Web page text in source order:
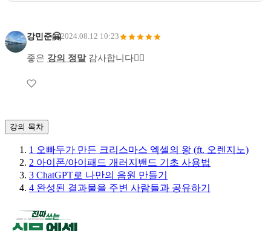
강민준🤗2024.08.12 10:23
좋은 강의 정말감사합니다🙇‍♂️
강의 목차
1 오빠두가 만든 크리스마스 엑셀의 왕 (ft. 오렌지노)
2 아이폰/아이패드 개러지밴드 기초 사용법
3 ChatGPT로 나만의 음원 만들기
4 완성된 결과물을 주변 사람들과 공유하기